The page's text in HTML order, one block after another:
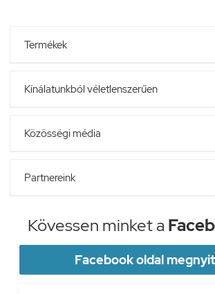
Termékek
Kínálatunkból véletlenszerűen
Közösségi média
Partnereink
Kövessen minket a
Facebook oldal